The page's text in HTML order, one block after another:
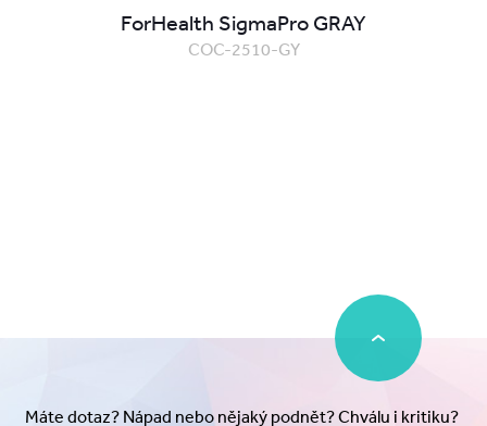
ForHealth SigmaPro GRAY
COC-2510-GY
Máte dotaz? Nápad nebo nějaký podnět? Chválu i kritiku?